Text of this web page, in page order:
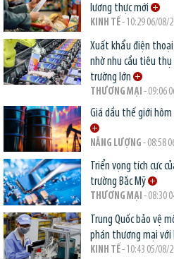
lương thực mới
KINH TẾ- 10:29 06/08/
Xuất khẩu điện
nhờ nhu cầu tiêu
trường lớn
THƯƠNG MẠI - 09:06
Giá dầu thế giới hôm
NĂNG LƯỢNG - 08:58
Triển vọng tích cực
trường Bắc Mỹ
THƯƠNG MẠI - 08:30
Trung Quốc bảo vệ
phán thương mại với
KINH TẾ- 10:43 05/08/